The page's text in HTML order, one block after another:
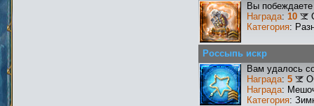
Вы
Награда: 10
Категория:
Россыпь искр
Вам удалось
Награда: 5
Награда:
Категория: